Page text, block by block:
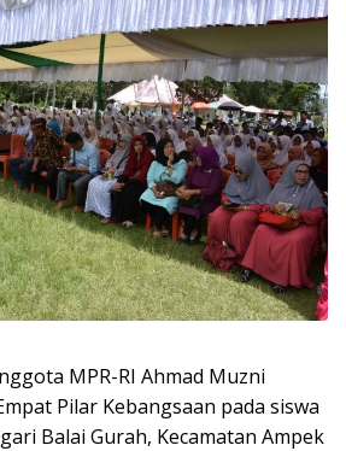
MPR-RI Ahmad Muzni
Pilar Kebangsaan pada siswa
Balai Gurah, Kecamatan Ampek